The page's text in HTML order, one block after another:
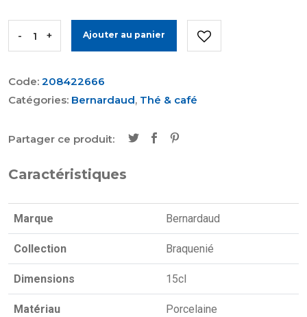
- + Ajouter au panier
Code: 208422666
Catégories: Bernardaud, Thé & café
Partager ce produit:
Caractéristiques
Marque Bernardaud
Collection Braquenié
Dimensions 15cl
Matériau Porcelaine